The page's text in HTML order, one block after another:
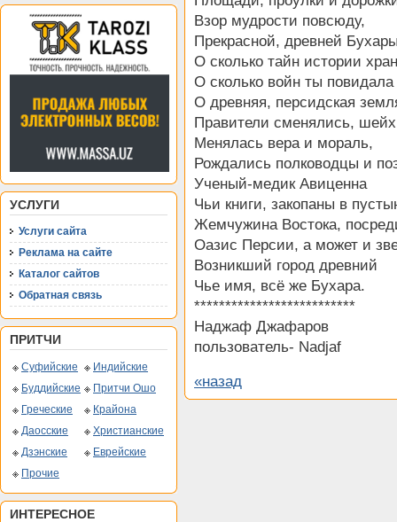
УСЛУГИ
Услуги сайта
Реклама на сайте
Каталог сайтов
Обратная связь
ПРИТЧИ
Суфийские
Индийские
Буддийские
Притчи Ошо
Греческие
Крайона
Даосские
Христианские
Дзэнские
Еврейские
Прочие
ИНТЕРЕСНОЕ
Взор мудрости повсюду,
Прекрасной, древней
О сколько тайн истории
О сколько войн ты повидала
О древняя, персидская
Правители сменялись,
Менялась вера и мораль,
Рождались полководцы и
Ученый-медик Авиценна
Чьи книги, закопаны в
Жемчужина Востока,
Оазис Персии, а может и
Возникший город древний
Чье имя, всё же Бухара.
**************************
Наджаф Джафаров
пользователь- Nadjaf
«назад